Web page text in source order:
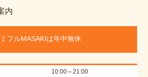
内
フルMASAKIは年中無休
10:00～21:00